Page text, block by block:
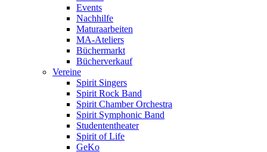
Events
Nachhilfe
Maturaarbeiten
MA-Ateliers
Büchermarkt
Bücherverkauf
Vereine
Spirit Singers
Spirit Rock Band
Spirit Chamber Orchestra
Spirit Symphonic Band
Studententheater
Spirit of Life
GeKo